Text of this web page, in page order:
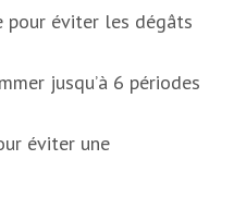
pour éviter les dégâts
jusqu’à 6 périodes
éviter une